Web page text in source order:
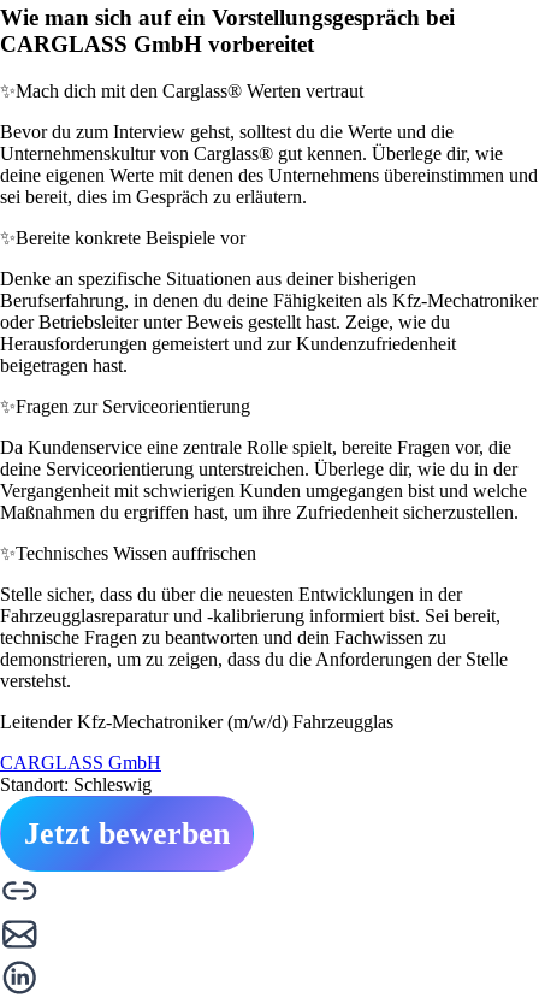
Wie man sich auf ein Vorstellungsgespräch bei
CARGLASS GmbH vorbereitet
✨Mach dich mit den Carglass® Werten vertraut
Bevor du zum Interview gehst, solltest du die Werte und die
Unternehmenskultur von Carglass® gut kennen. Überlege dir, wie
deine eigenen Werte mit denen des Unternehmens übereinstimmen und
sei bereit, dies im Gespräch zu erläutern.
✨Bereite konkrete Beispiele vor
Denke an spezifische Situationen aus deiner bisherigen
Berufserfahrung, in denen du deine Fähigkeiten als Kfz-Mechatroniker
oder Betriebsleiter unter Beweis gestellt hast. Zeige, wie du
Herausforderungen gemeistert und zur Kundenzufriedenheit
beigetragen hast.
✨Fragen zur Serviceorientierung
Da Kundenservice eine zentrale Rolle spielt, bereite Fragen vor, die
deine Serviceorientierung unterstreichen. Überlege dir, wie du in der
Vergangenheit mit schwierigen Kunden umgegangen bist und welche
Maßnahmen du ergriffen hast, um ihre Zufriedenheit sicherzustellen.
✨Technisches Wissen auffrischen
Stelle sicher, dass du über die neuesten Entwicklungen in der
Fahrzeugglasreparatur und -kalibrierung informiert bist. Sei bereit,
technische Fragen zu beantworten und dein Fachwissen zu
demonstrieren, um zu zeigen, dass du die Anforderungen der Stelle
verstehst.
Leitender Kfz-Mechatroniker (m/w/d) Fahrzeugglas
CARGLASS GmbH
Standort: Schleswig
Jetzt bewerben